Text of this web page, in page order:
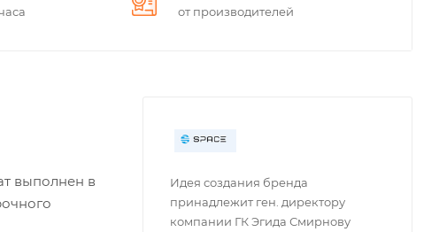
от производителей
выполнен в
Идея создания бренда
принадлежит ген. директору
компании ГК Эгида Смирнову